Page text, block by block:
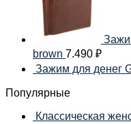
brown 7.490 ₽
Зажим для денег
Популярные
Классическая